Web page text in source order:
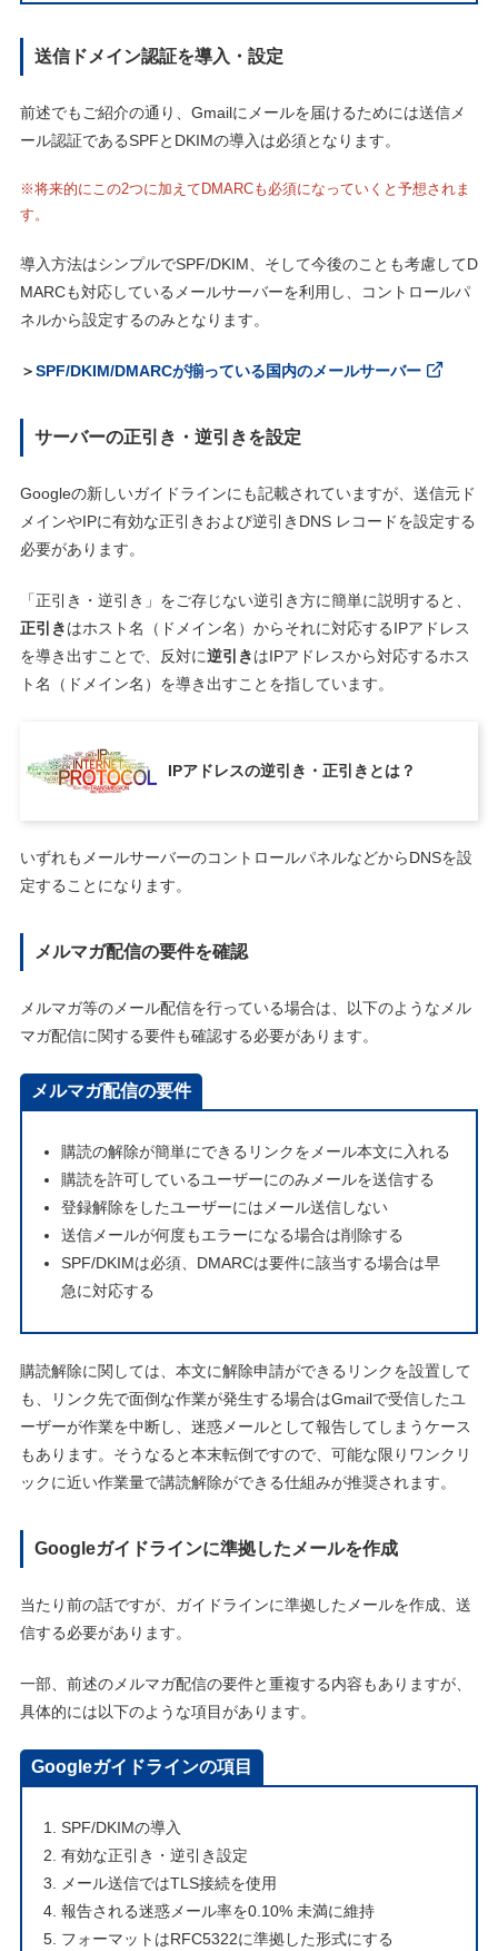
送信ドメイン認証を導入・設定
前述でもご紹介の通り、Gmailにメールを届けるためには送信メ
ール認証であるSPFとDKIMの導入は必須となります。
※将来的にこの2つに加えてDMARCも必須になっていくと予想されま
す。
導入方法はシンプルでSPF/DKIM、そして今後のことも考慮してD
MARCも対応しているメールサーバーを利用し、コントロールパ
ネルから設定するのみとなります。
＞SPF/DKIM/DMARCが揃っている国内のメールサーバー
サーバーの正引き・逆引きを設定
Googleの新しいガイドラインにも記載されていますが、送信元ド
メインやIPに有効な正引きおよび逆引きDNS レコードを設定する
必要があります。
「正引き・逆引き」をご存じない逆引き方に簡単に説明すると、
正引きはホスト名（ドメイン名）からそれに対応するIPアドレス
を導き出すことで、反対に逆引きはIPアドレスから対応するホス
ト名（ドメイン名）を導き出すことを指しています。
IPアドレスの逆引き・正引きとは？
いずれもメールサーバーのコントロールパネルなどからDNSを設
定することになります。
メルマガ配信の要件を確認
メルマガ等のメール配信を行っている場合は、以下のようなメル
マガ配信に関する要件も確認する必要があります。
メルマガ配信の要件
購読の解除が簡単にできるリンクをメール本文に入れる
購読を許可しているユーザーにのみメールを送信する
登録解除をしたユーザーにはメール送信しない
送信メールが何度もエラーになる場合は削除する
SPF/DKIMは必須、DMARCは要件に該当する場合は早
急に対応する
購読解除に関しては、本文に解除申請ができるリンクを設置して
も、リンク先で面倒な作業が発生する場合はGmailで受信したユ
ーザーが作業を中断し、迷惑メールとして報告してしまうケース
もあります。そうなると本末転倒ですので、可能な限りワンクリ
ックに近い作業量で講読解除ができる仕組みが推奨されます。
Googleガイドラインに準拠したメールを作成
当たり前の話ですが、ガイドラインに準拠したメールを作成、送
信する必要があります。
一部、前述のメルマガ配信の要件と重複する内容もありますが、
具体的には以下のような項目があります。
Googleガイドラインの項目
SPF/DKIMの導入
有効な正引き・逆引き設定
メール送信ではTLS接続を使用
報告される迷惑メール率を0.10% 未満に維持
フォーマットはRFC5322に準拠した形式にする